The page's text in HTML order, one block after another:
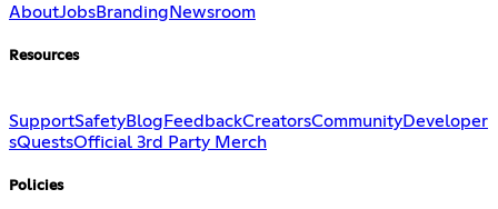
AboutJobsBranding Newsroom
Resources
SupportSafetyBlog FeedbackCreatorsCommunityDeveloper
sQuestsOfficial 3rd Party Merch
Policies